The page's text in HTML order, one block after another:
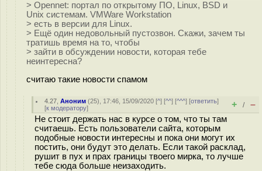
> Opennet: портал по открытому ПО, Linux, BSD и
Unix системам. VMWare Workstation
> есть в версии для Linux.
> Ещё один недовольный пустозвон. Скажи, зачем ты
тратишь время на то, чтобы
> зайти в обсуждении новости, которая тебе
неинтересна?
считаю такие новости спамом
4.27 ,Аноним (25), 17:46, 15/09/2020 [^] [^^] [^^^] [ответить]
[к модератору] + / –
Не стоит держать нас в курсе о том, что ты там
считаешь. Есть пользователи сайта, которым
подобные новости интересны и пока они могут их
постить, они будут это делать. Если такой расклад,
рушит в пух и прах границы твоего мирка, то лучше
тебе сюда больше неизаходить.